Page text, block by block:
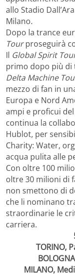
allo Stadio
Milano.
Dopo la trance
Tourproseguirà
Il Global Spirit
primo dopo più di
Delta Machine
mezzo di fan in
Europa e Nord
ampi e proficui del
continua la
Hublot, per
Charity: Water,
acqua pulita alle
Con oltre 100
oltre 30 milioni di
non smettono di
che li nominano
straordinarie le
carriera.
TORINO,
MILANO,